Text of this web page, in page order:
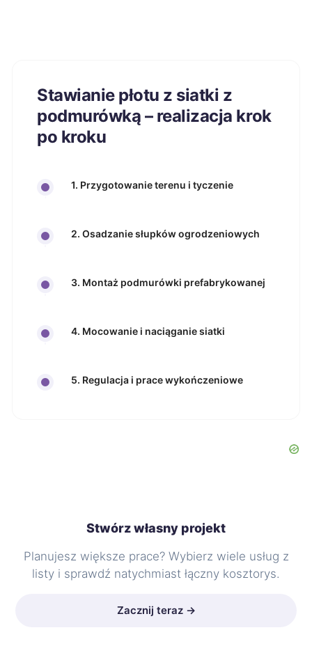
Stawianie płotu z siatki z
podmurówką – realizacja krok
po kroku
1. Przygotowanie terenu i tyczenie
2. Osadzanie słupków ogrodzeniowych
3. Montaż podmurówki prefabrykowanej
4. Mocowanie i naciąganie siatki
5. Regulacja i prace wykończeniowe
Stwórz własny projekt
Planujesz większe prace? Wybierz wiele usług z
listy i sprawdź natychmiast łączny kosztorys.
Zacznij teraz →